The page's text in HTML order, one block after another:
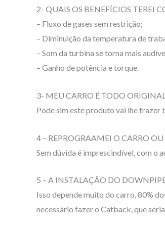
2- QUAIS OS BENEFÍCIOS TEREI
– Fluxo de gases sem restrição;
– Diminuição da temperatura de
– Som da turbina se torna mais
– Ganho de potência e torque.
3- MEU CARRO É TODO
Pode sim este produto vai lhe trazer
4 – REPROGRAAMEI O CARRO
Sem dúvida é imprescindível, com o
5 – A INSTALAÇÃO DO
Isso depende muito do carro, 80%
necessário fazer o Catback, que